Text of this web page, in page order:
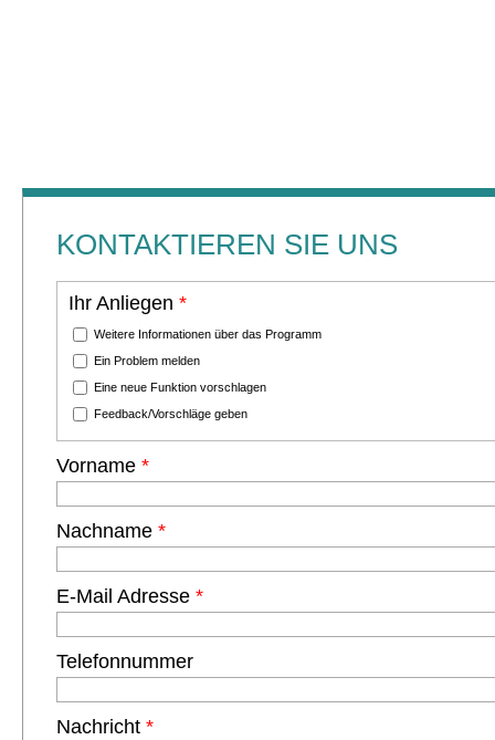
KONTAKTIEREN SIE UNS
Ihr Anliegen *
Weitere Informationen über das Programm
Ein Problem melden
Eine neue Funktion vorschlagen
Feedback/Vorschläge geben
Vorname *
Nachname *
E-Mail Adresse *
Telefonnummer
Nachricht *